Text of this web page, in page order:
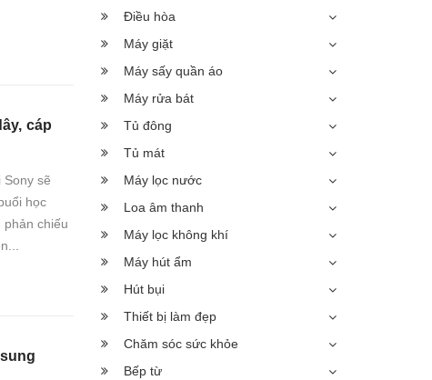
cáp
sẽ
học
chiếu
Điều hòa
Máy giặt
Máy sấy quần áo
Máy rửa bát
Tủ đông
Tủ mát
Máy lọc nước
Loa âm thanh
Máy lọc không khí
Máy hút ẩm
Hút bụi
Thiết bị làm đẹp
Chăm sóc sức khỏe
Bếp từ